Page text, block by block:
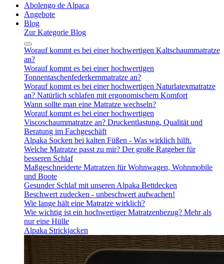
Abolengo de Alpaca
Angebote
Blog
Zur Kategorie Blog
Worauf kommt es bei einer hochwertigen Kaltschaummatratze
an?
Worauf kommt es bei einer hochwertigen
Tonnentaschenfederkernmatratze an?
Worauf kommt es bei einer hochwertigen Naturlatexmatratze
an? Natürlich schlafen mit ergonomischem Komfort
Wann sollte man eine Matratze wechseln?
Worauf kommt es bei einer hochwertigen
Viscoschaummatratze an? Druckentlastung, Qualität und
Beratung im Fachgeschäft
Alpaka Socken bei kalten Füßen - Was wirklich hilft.
Welche Matratze passt zu mir? Der große Ratgeber für
besseren Schlaf
Maßgeschneiderte Matratzen für Wohnwagen, Wohnmobile
und Boote
Gesunder Schlaf mit unseren Alpaka Bettdecken
Beschwert zudecken - unbeschwert aufwachen!
Wie lange hält eine Matratze wirklich?
Wie wichtig ist ein hochwertiger Matratzenbezug? Mehr als
nur eine Hülle
Alpaka Strickjacken